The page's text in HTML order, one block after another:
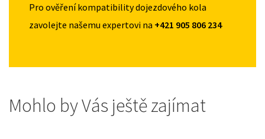
Pro ověření kompatibility dojezdového kola
zavolejte našemu expertovi na +421 905 806 234
Mohlo by Vás ještě zajímat